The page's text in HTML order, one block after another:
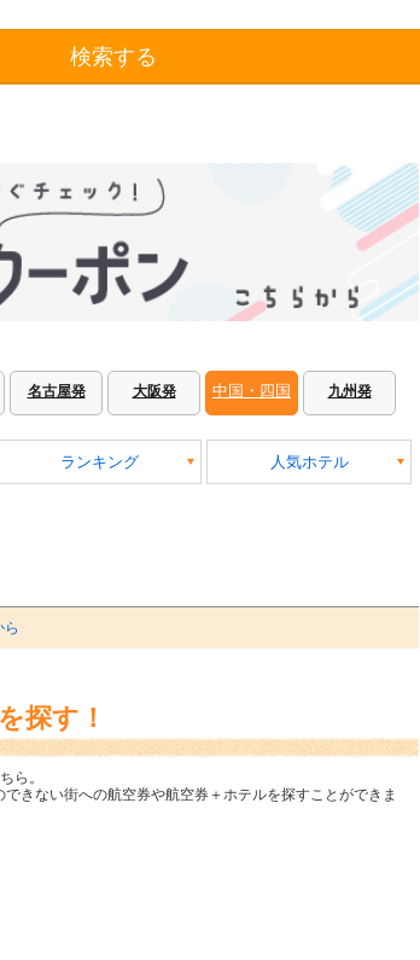
検索する
名古屋発 大阪発 中国・四国 九州発
ランキング 人気ホテル
ら
探す！
ら。
きない街への航空券や航空券＋ホテルを探すことができま